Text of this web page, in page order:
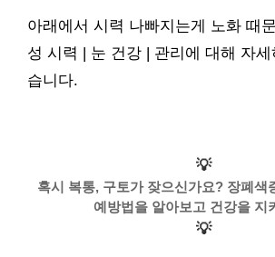
아래에서 시력 나빠지는게 노화 때
성 시력 | 눈 건강 | 관리에 대해 자
습니다.
💡
혹시 복통, 구토가 잦으신가요? 장폐색
예방법을 알아보고 건강을 지
💡